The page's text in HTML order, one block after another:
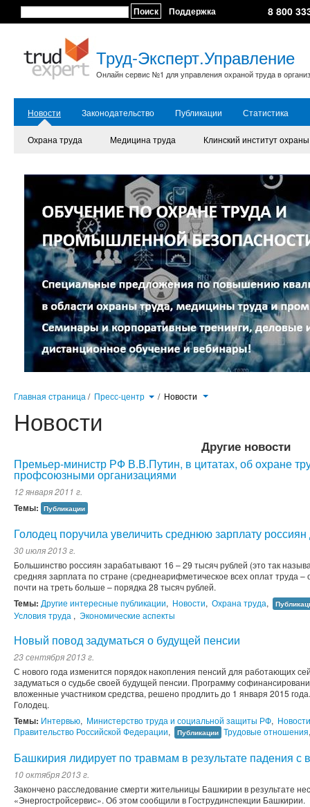
Поиск Поддержка 8 800
Труд-Эксперт.Управление
Онлайн сервис №1 для управления охраной труда в
Новости Законодательство Публикации Статистика
Охрана труда Медицина труда Клинский институт
Главная страница / Пресс-центр / Новости
Новости
Другие новости
Премьер-министр РФ В.В.Путин, в цитатах, об охране
профсоюзными организациями
12 января 2011 г.
Темы: Публикации
Голодец поручила увеличить среднюю зарплату
30 июля 2013 г.
Большинство россиян зарабатывают 16 – 29 тысяч рублей (это так
средняя зарплата по стране (среднеарифметическое всех оплат труда
почти на треть больше – порядка 28 тысяч рублей.
Темы: Другие интересные публикации, Новости, Охрана труда,
Условия труда , Экономические аспекты
Новый повод задуматься о будущей пенсии
23 сентября 2013 г.
С нового года изменится порядок накопления пенсий для работающих
задуматься о судьбе своей будущей пенсии. Программу
вложенные участником средства, решено продлить до 1 января 2015
Голодец.
Темы: Интервью, Министерство труда и социальной защиты РФ, Новости
Правительство Российской Федерации, Публикации Трудовые отношения
Башкирия лидирует по травмам в результате падения с
10 октября 2013 г.
Закончено расследование смерти жительницы Башкирии в результате
«Энергостройсервис». Об этом сообщили в Гострудинспекции Башкирии.